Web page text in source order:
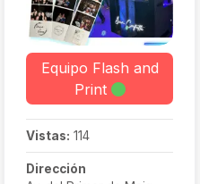
Equipo Flash and
Print
Vistas: 114
Dirección